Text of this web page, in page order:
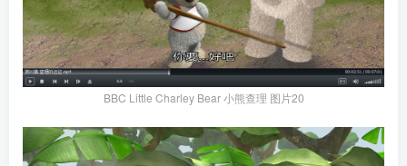
BBC Little Charley Bear 小熊查理 图片20